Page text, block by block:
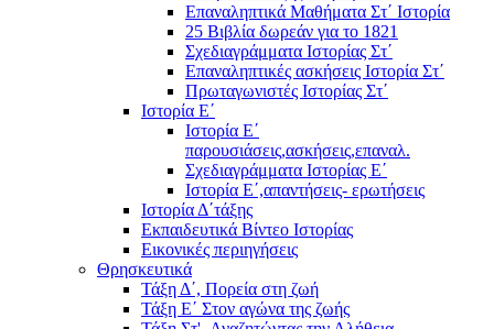
Επαναληπτικά Μαθήματα Στ΄ Ιστορία
25 Βιβλία δωρεάν για το 1821
Σχεδιαγράμματα Ιστορίας Στ΄
Επαναληπτικές ασκήσεις Ιστορία Στ΄
Πρωταγωνιστές Ιστορίας Στ΄
Ιστορία Ε΄
Ιστορία Ε΄
παρουσιάσεις,ασκήσεις,επαναλ.
Σχεδιαγράμματα Ιστορίας Ε΄
Ιστορία Ε΄,απαντήσεις- ερωτήσεις
Ιστορία Δ΄τάξης
Εκπαιδευτικά Βίντεο Ιστορίας
Εικονικές περιηγήσεις
Θρησκευτικά
Τάξη Δ΄, Πορεία στη ζωή
Τάξη Ε΄ Στον αγώνα της ζωής